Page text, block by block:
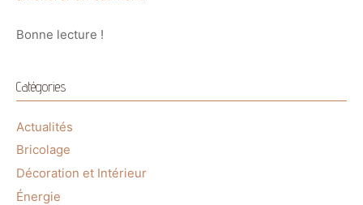
Bonne lecture !
Catégories
Actualités
Bricolage
Décoration et Intérieur
Énergie